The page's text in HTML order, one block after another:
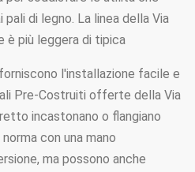
di legno. La linea della Via
è più leggera di tipica
l'installazione facile e
Pre-Costruiti offerte della Via
incastonano o flangiano
con una mano
ma possono anche